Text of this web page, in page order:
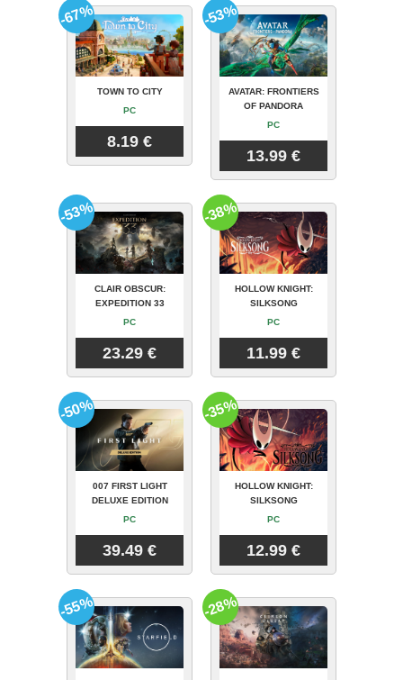
TOWN TO CITY
PC
8.19 €
-67%
AVATAR: FRONTIERS
OF PANDORA
PC
13.99 €
-53%
CLAIR OBSCUR:
EXPEDITION 33
PC
23.29 €
-53%
HOLLOW KNIGHT:
SILKSONG
PC
11.99 €
-38%
007 FIRST LIGHT
DELUXE EDITION
PC
39.49 €
-50%
HOLLOW KNIGHT:
SILKSONG
PC
12.99 €
-35%
-55% -28%